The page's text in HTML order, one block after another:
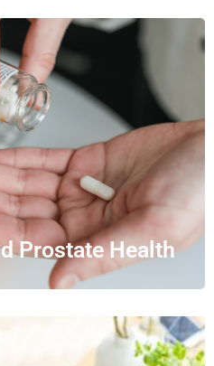
Prostate Health